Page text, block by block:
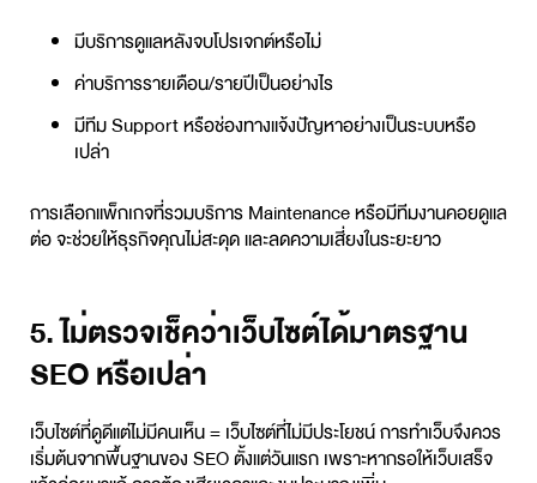
มีบริการดูแลหลังจบโปรเจกต์หรือไม่
ค่าบริการรายเดือน/รายปีเป็นอย่างไร
มีทีม Support หรือช่องทางแจ้งปัญหาอย่างเป็นระบบหรือ
เปล่า
การเลือกแพ็กเกจที่รวมบริการ Maintenance หรือมีทีมงานคอยดูแล
ต่อ จะช่วยให้ธุรกิจคุณไม่สะดุด และลดความเสี่ยงในระยะยาว
5. ไม่ตรวจเช็คว่าเว็บไซต์ได้มาตรฐาน
SEO หรือเปล่า
เว็บไซต์ที่ดูดีแต่ไม่มีคนเห็น = เว็บไซต์ที่ไม่มีประโยชน์ การทำเว็บจึงควร
เริ่มต้นจากพื้นฐานของ SEO ตั้งแต่วันแรก เพราะหากรอให้เว็บเสร็จ